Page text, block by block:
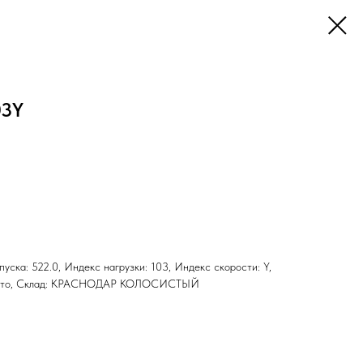
522.0, Индекс нагрузки: 103, Индекс скорости: Y,
Склад: КРАСНОДАР КОЛОСИСТЫЙ